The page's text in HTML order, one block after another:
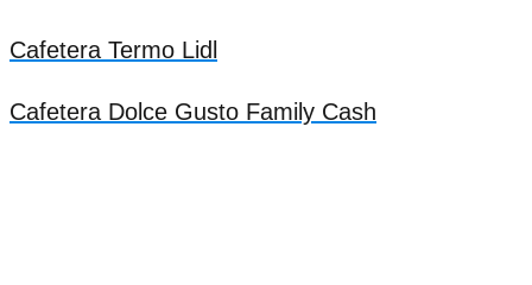
Cafetera Termo Lidl
Cafetera Dolce Gusto Family Cash